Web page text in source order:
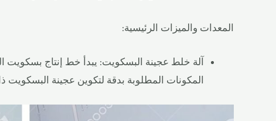
المعدات والميزات الرئيسية:
آلة خلط عجينة البسكويت: يبدأ خط إنتاج بسكويت
المكونات المطلوبة بدقة لتكوين عجينة